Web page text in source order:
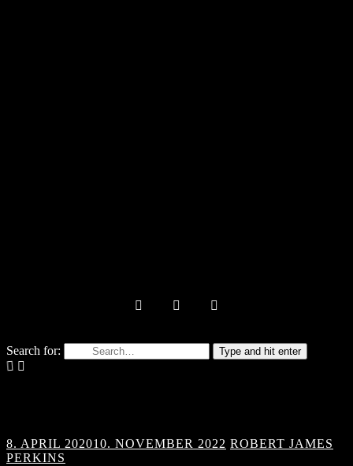
Search for: Type and hit enter
8. APRIL 202010. NOVEMBER 2022 ROBERT JAMES
PERKINS